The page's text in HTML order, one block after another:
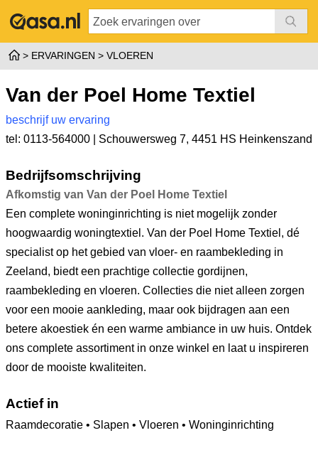
ERVARINGEN VLOEREN
Van der Poel Home Textiel
beschrijf uw ervaring
tel: 0113-564000 | Schouwersweg 7, 4451 HS Heinkenszand
Bedrijfsomschrijving
Afkomstig van Van der Poel Home Textiel
Een complete woninginrichting is niet mogelijk zonder
hoogwaardig woningtextiel. Van der Poel Home Textiel, dé
specialist op het gebied van vloer- en raambekleding in
Zeeland, biedt een prachtige collectie gordijnen,
raambekleding en vloeren. Collecties die niet alleen zorgen
voor een mooie aankleding, maar ook bijdragen aan een
betere akoestiek én een warme ambiance in uw huis. Ontdek
ons complete assortiment in onze winkel en laat u inspireren
door de mooiste kwaliteiten.
Actief in
Raamdecoratie • Slapen • Vloeren • Woninginrichting